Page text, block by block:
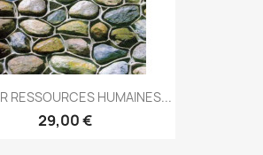
RESSOURCES HUMAINES...
29,00 €